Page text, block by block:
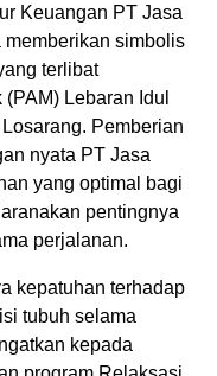
Keuangan PT Jasa
memberikan simbolis
terlibat
(PAM) Lebaran Idul
Losarang. Pemberian
nyata PT Jasa
yang optimal
bagi
akan pentingnya
perjalanan.
kepatuhan terhadap
tubuh selama
kepada